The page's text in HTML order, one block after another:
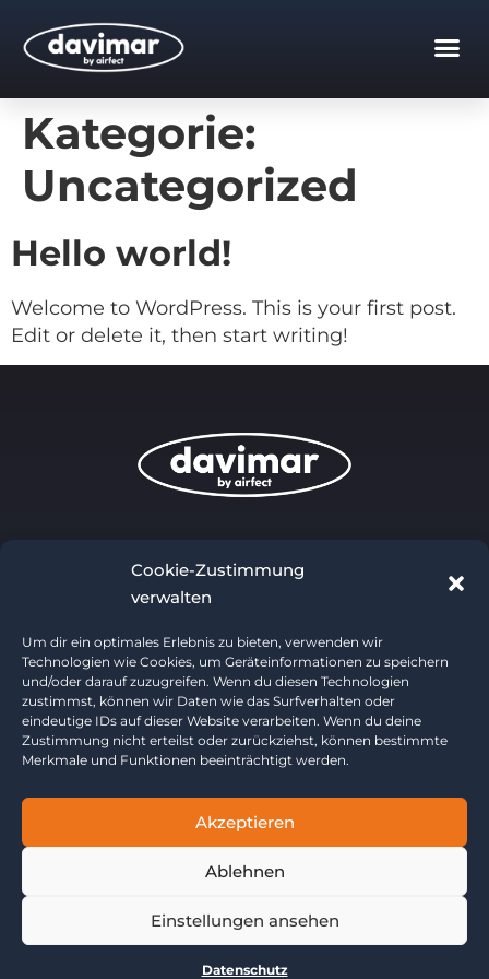
Cookie-Zustimmung
verwalten
Um dir ein optimales Erlebnis zu bieten, verwenden wir
Technologien wie Cookies, um Geräteinformationen zu speichern
und/oder darauf zuzugreifen. Wenn du diesen Technologien
zustimmst, können wir Daten wie das Surfverhalten oder
eindeutige IDs auf dieser Website verarbeiten. Wenn du deine
Zustimmung nicht erteilst oder zurückziehst, können bestimmte
Merkmale und Funktionen beeinträchtigt werden.
Akzeptieren
Ablehnen
Einstellungen ansehen
Datenschutz
Kategorie:
Uncategorized
Hello world!
Welcome to WordPress. This is your first post.
Edit or delete it, then start writing!
Kontaktiere uns oder schau einfach vorbei und
erlebe hochwertige Schlafsysteme wie
nie zuvor.
05251 58677
Friedrich-List-Straße 40, 33100 PB
Mo - Fr: 10 - 18 Uhr Sa: 10 - 14 Uhr
Impressum AGB Datenschutz